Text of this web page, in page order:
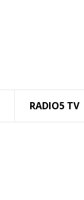
RADIO5 TV